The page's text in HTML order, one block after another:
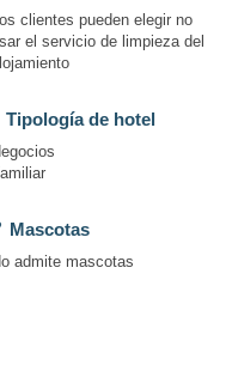
clientes pueden elegir no
el servicio de limpieza del
Tipología de hotel
Mascotas
admite mascotas